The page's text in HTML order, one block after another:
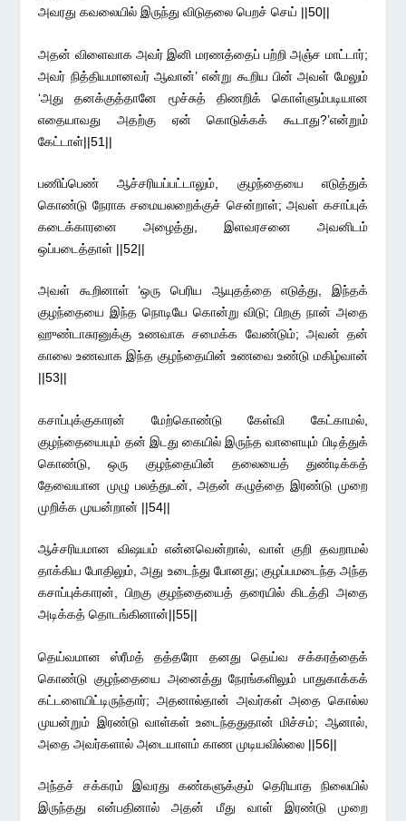
அவரது கவலையில் இருந்து விடுதலை பெறச் செய் ||50||
அதன் விளைவாக அவர் இனி மரணத்தைப் பற்றி அஞ்ச மாட்டார்;
அவர் நித்தியமானவர் ஆவான்’ என்று கூறிய பின் அவள் மேலும்
‘அது தனக்குத்தானே மூச்சுத் திணறிக் கொள்ளும்படியான
எதையாவது அதற்கு ஏன் கொடுக்கக் கூடாது?’என்றும்
கேட்டாள்||51||
பணிப்பெண் ஆச்சரியப்பட்டாலும், குழந்தையை எடுத்துக்
கொண்டு நேராக சமையலறைக்குச் சென்றாள்; அவள் கசாப்புக்
கடைக்காரனை அழைத்து, இளவரசனை அவனிடம்
ஒப்படைத்தாள் ||52||
அவள் கூறினாள் ‘ஒரு பெரிய ஆயுதத்தை எடுத்து, இந்தக்
குழந்தையை இந்த நொடியே கொன்று விடு; பிறகு நான் அதை
ஹுண்டாசுரனுக்கு உணவாக சமைக்க வேண்டும்; அவன் தன்
காலை உணவாக இந்த குழந்தையின் உணவை உண்டு மகிழ்வான்
||53||
கசாப்புக்குகாரன் மேற்கொண்டு கேள்வி கேட்காமல்,
குழந்தையையும் தன் இடது கையில் இருந்த வாளையும் பிடித்துக்
கொண்டு, ஒரு குழந்தையின் தலையைத் துண்டிக்கத்
தேவையான முழு பலத்துடன், அதன் கழுத்தை இரண்டு முறை
முறிக்க முயன்றான் ||54||
ஆச்சரியமான விஷயம் என்னவென்றால், வாள் குறி தவறாமல்
தாக்கிய போதிலும், அது உடைந்து போனது; குழப்பமடைந்த அந்த
கசாப்புக்காரன், பிறகு குழந்தையைத் தரையில் கிடத்தி அதை
அடிக்கத் தொடங்கினான்||55||
தெய்வமான ஸ்ரீமத் தத்தரோ தனது தெய்வ சக்கரத்தைக்
கொண்டு குழந்தையை அனைத்து நேரங்களிலும் பாதுகாக்கக்
கட்டளையிட்டிருந்தார்; அதனால்தான் அவர்கள் அதை கொல்ல
முயன்றும் இரண்டு வாள்கள் உடைந்ததுதான் மிச்சம்; ஆனால்,
அதை அவர்களால் அடையாளம் காண முடியவில்லை ||56||
அந்தச் சக்கரம் இவரது கண்களுக்கும் தெரியாத நிலையில்
இருந்தது என்பதினால் அதன் மீது வாள் இரண்டு முறை